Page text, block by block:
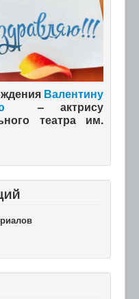
Валентину
– актрису
театра им.